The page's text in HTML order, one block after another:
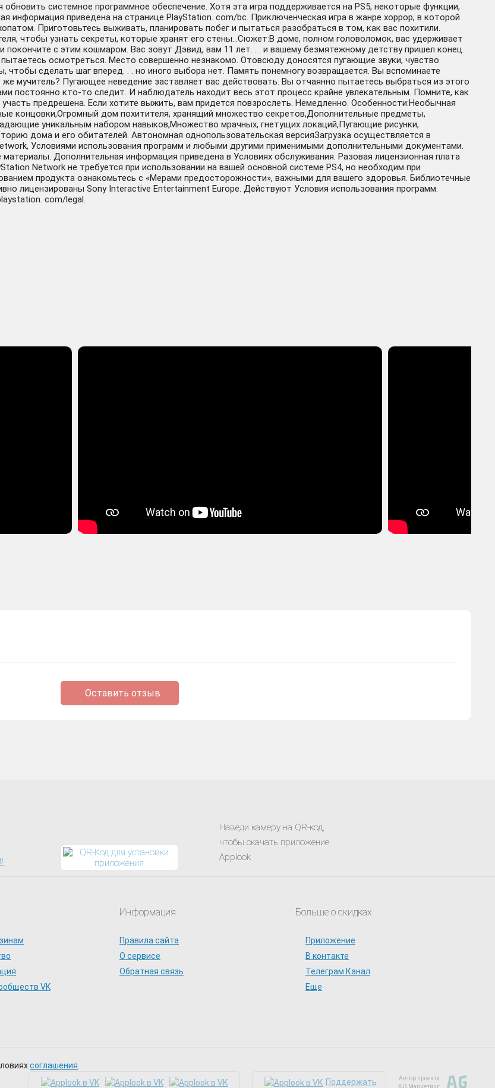
системное программное обеспечение. Хотя эта игра поддерживается на PS5, некоторые функции,
информация приведена на странице PlayStation. com/bc. Приключенческая игра в жанре хоррор, в которой
Приготовьтесь выживать, планировать побег и пытаться разобраться в том, как вас похитили.
чтобы узнать секреты, которые хранят его стены…Сюжет:В доме, полном головоломок, вас удерживает
покончите с этим кошмаром. Вас зовут Дэвид, вам 11 лет. . . и вашему безмятежному детству пришел конец.
осмотреться. Место совершенно незнакомо. Отовсюду доносятся пугающие звуки, чувство
сделать шаг вперед. . . но иного выбора нет. Память понемногу возвращается. Вы вспоминаете
мучитель? Пугающее неведение заставляет вас действовать. Вы отчаянно пытаетесь выбраться из этого
постоянно кто-то следит. И наблюдатель находит весь этот процесс крайне увлекательным. Помните, как
предрешена. Если хотите выжить, вам придется повзрослеть. Немедленно. Особенности:Необычная
концовки,Огромный дом похитителя, хранящий множество секретов,Дополнительные предметы,
уникальным набором навыков,Множество мрачных, гнетущих локаций,Пугающие рисунки,
дома и его обитателей. Автономная однопользовательская версияЗагрузка осуществляется в
Условиями использования программ и любыми другими применимыми дополнительными документами.
Дополнительная информация приведена в Условиях обслуживания. Разовая лицензионная плата
Network не требуется при использовании на вашей основной системе PS4, но необходим при
продукта ознакомьтесь с «Мерами предосторожности», важными для вашего здоровья. Библиотечные
лицензированы Sony Interactive Entertainment Europe. Действуют Условия использования программ.
com/legal.
Оставить отзыв
Наведи камеру на QR-код,
чтобы скачать приложение
Applook
VK
Информация
Правила сайта
О сервисе
Обратная связь
Больше о скидках
Приложение
В контакте
Телеграм Канал
Еще
соглашения
Поддержать
Автор проекта
AG Маркетинг